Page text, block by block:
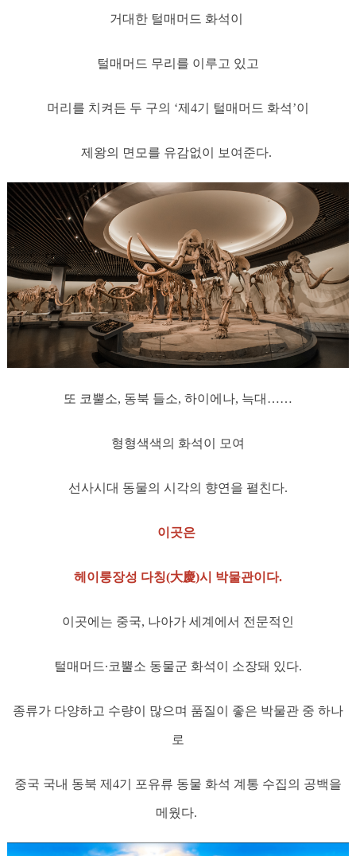
거대한 털매머드 화석이
털매머드 무리를 이루고 있고
머리를 치켜든 두 구의 ‘제4기 털매머드 화석’이
제왕의 면모를 유감없이 보여준다.
또 코뿔소, 동북 들소, 하이에나, 늑대……
형형색색의 화석이 모여
선사시대 동물의 시각의 향연을 펼친다.
이곳은
헤이룽장성 다칭(大慶)시 박물관이다.
이곳에는 중국, 나아가 세계에서 전문적인
털매머드∙코뿔소 동물군 화석이 소장돼 있다.
종류가 다양하고 수량이 많으며 품질이 좋은 박물관 중 하나
로
중국 국내 동북 제4기 포유류 동물 화석 계통 수집의 공백을
메웠다.